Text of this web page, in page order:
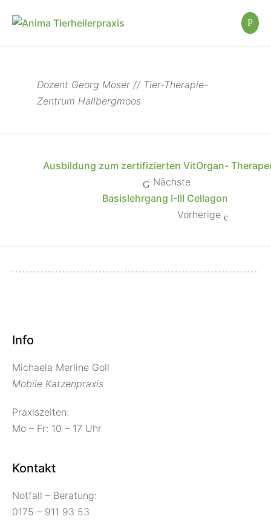
Dozent Georg Moser // Tier-Therapie-
Zentrum Hallbergmoos
Ausbildung zum zertifizierten VitOrgan-
Nächste
Basislehrgang I-III Cellagon
Vorherige
Info
Michaela Merline Goll
Mobile Katzenpraxis
Praxiszeiten:
Mo – Fr: 10 – 17 Uhr
Kontakt
Notfall – Beratung:
0175 – 911 93 53